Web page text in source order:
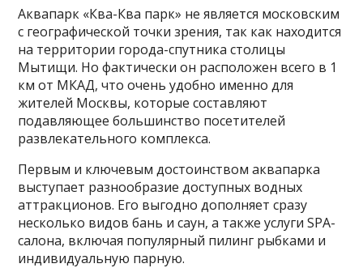
Аквапарк «Ква-Ква парк» не является московским
с географической точки зрения, так как находится
на территории города-спутника столицы
Мытищи. Но фактически он расположен всего в 1
км от МКАД, что очень удобно именно для
жителей Москвы, которые составляют
подавляющее большинство посетителей
развлекательного комплекса.
Первым и ключевым достоинством аквапарка
выступает разнообразие доступных водных
аттракционов. Его выгодно дополняет сразу
несколько видов бань и саун, а также услуги SPA-
салона, включая популярный пилинг рыбками и
индивидуальную парную.